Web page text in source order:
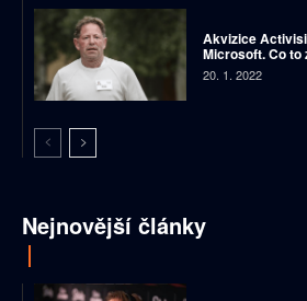
Akvizice
Microsoft. Co to
20. 1. 2022
Nejnovější články